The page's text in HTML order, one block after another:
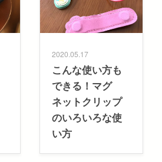
2020.05.17
こんな使い方も
できる！マグ
ネットクリップ
のいろいろな使
い方